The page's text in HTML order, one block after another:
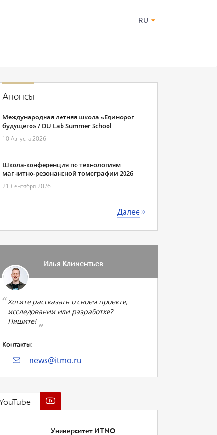
RU
Анонсы
Международная летняя школа «Единорог
будущего» / DU Lab Summer School
10 Августа 2026
Школа-конференция по технологиям
магнитно-резонансной томографии 2026
21 Сентября 2026
Далее
Илья Климентьев
Хотите рассказать о своем проекте,
исследовании или разработке?
Пишите!
Контакты:
news@itmo.ru
Университет ИТМО